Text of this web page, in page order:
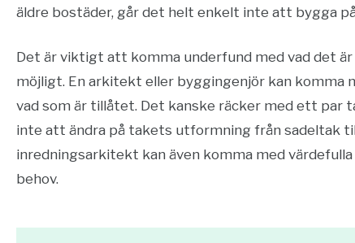
äldre bostäder, går det helt enkelt inte att bygga
Det är viktigt att komma underfund med vad det
möjligt. En arkitekt eller byggingenjör kan komma
vad som är tillåtet. Det kanske räcker med ett par
inte att ändra på takets utformning från sadeltak
inredningsarkitekt kan även komma med
behov.